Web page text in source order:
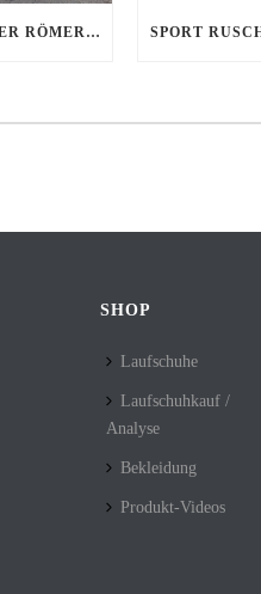
AUF DEN SPUREN DER RÖMER UND KAISER – NORDIC-WALKING TOUR AM 15.08.2026
SHOP
Laufschuhe
Laufschuhkauf /
Analyse
Bekleidung
Produkt-Videos